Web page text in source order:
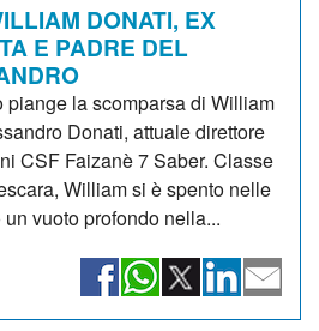
DONATI, EX
E PADRE DEL
piange la scomparsa di William
Donati, attuale direttore
CSF Faizanè 7 Saber. Classe
William si è spento nelle
vuoto profondo nella...